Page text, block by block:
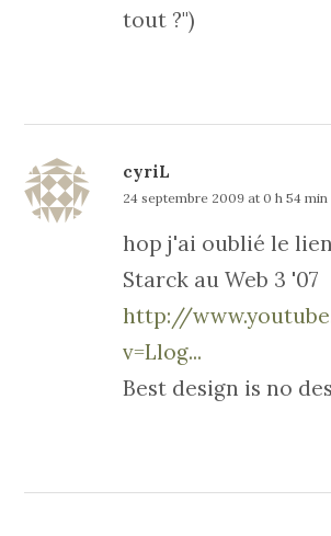
tout ?")
cyriL
24 septembre 2009 at 0 h 54 min
hop j'ai oublié le
Starck au Web 3 '07
http://
v=Llog...
Best design is no